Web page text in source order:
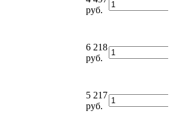
руб.
6 218
руб.
5 217
руб.